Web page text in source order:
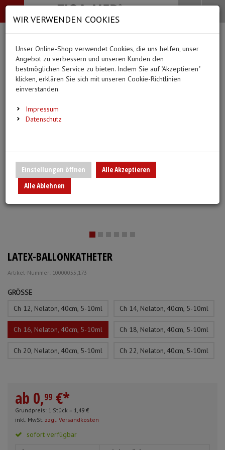
-->
Bekleidung
Alle Kategorien
BEKLEIDUNG
Überschuhe
Hauben
Medizinische Hilfsmittel
Alle Kategorien
MEDIZINISCHE HILFSMITTEL (44
Ergebnisse)
Alle anzeigen
Infusion/Transfusion
Urinbeutel/Beinbeutel
Sauerstoffartikel
Spritzen, Kanülen & Zubehör
Pflege & Alltag
Alle Kategorien
PFLEGE & ALLTAG
Medikation
Urinflaschen &
Alle Kategorien
DIAGNOSTIK &
EKG-Elektroden &
Fieberthermometer
Merkzettel
Ihr Warenkorb ist momentan leer.
Ergebnisse () Fertig
Menü Search
LATEX-BALLONKATHETER
Artikel-Nummer: 10000055;173
GRÖSSE
Ch 12, Nelaton, 40cm, 5-10ml
Ch 14, Nelaton, 40cm, 5-10ml
Ch 16, Nelaton, 40cm, 5-10ml Ch 18, Nelaton, 40cm, 5-10ml
Ch 20, Nelaton, 40cm, 5-10ml Ch 22, Nelaton, 40cm, 5-10ml
ab 0,99 €*
Grundpreis: 1 Stück = 1,49 €
inkl. MwSt. zzgl. Versandkosten
sofort verfügbar
WIR VERWENDEN COOKIES
Unser Online-Shop verwendet Cookies, die uns helfen, unser
Angebot zu verbessern und unseren Kunden den
bestmöglichen Service zu bieten. Indem Sie auf "Akzeptieren"
klicken, erklären Sie sich mit unseren Cookie-Richtlinien
einverstanden.
Impressum
Datenschutz
Einstellungen öffnen
Alle Akzeptieren
Alle Ablehnen